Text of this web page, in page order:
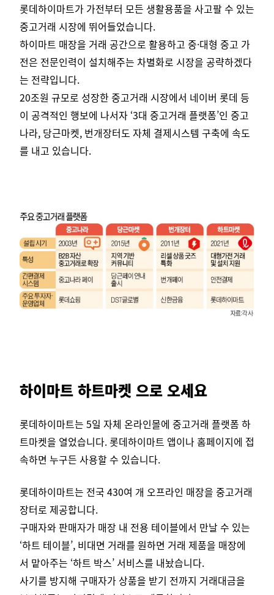
롯데하이마트가 가전부터 모든 생활용품을 사고팔 수 있는
중고거래 시장에 뛰어들었습니다.
하이마트 매장을 거래 공간으로 활용하고 중·대형 중고 가
전은 전문인력이 설치해주는 차별화로 시장을 공략하겠다
는 전략입니다.
20조원 규모로 성장한 중고거래 시장에서 네이버 롯데 등
이 공격적인 행보에 나서자 ‘3대 중고거래 플랫폼’인 중고
나라, 당근마켓, 번개장터도 자체 결제시스템 구축에 속도
를 내고 있습니다.
하이마트 하트마켓 으로 오세요
롯데하이마트는 5일 자체 온라인몰에 중고거래 플랫폼 하
트마켓을 열었습니다. 롯데하이마트 앱이나 홈페이지에 접
속하면 누구든 사용할 수 있습니다.
롯데하이마트는 전국 430여 개 오프라인 매장을 중고거래
장터로 제공합니다.
구매자와 판매자가 매장 내 전용 테이블에서 만날 수 있는
‘하트 테이블’, 비대면 거래를 원하면 거래 제품을 매장에
서 맡아주는 ‘하트 박스’ 서비스를 내놨습니다.
사기를 방지해 구매자가 상품을 받기 전까지 거래대금을